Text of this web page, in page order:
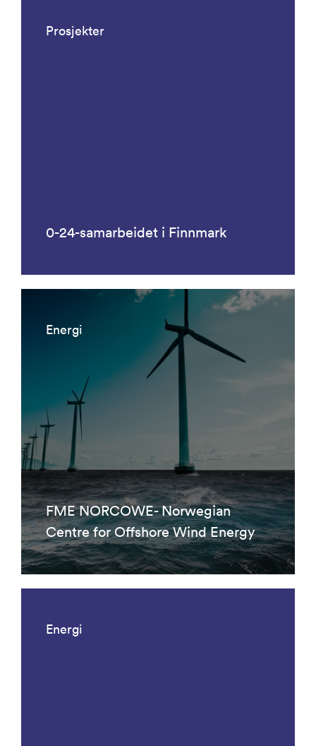
Prosjekter
0-24-samarbeidet i Finnmark
Energi
FME NORCOWE- Norwegian
Centre for Offshore Wind Energy
Energi